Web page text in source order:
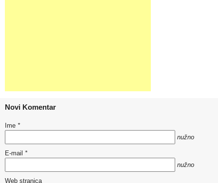
Novi Komentar
Ime *
nužno
E-mail *
nužno
Web stranica